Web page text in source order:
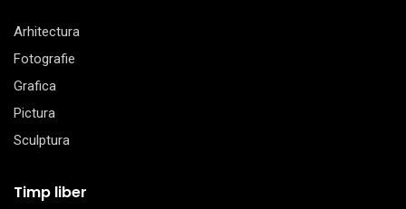
Arhitectura
Fotografie
Grafica
Pictura
Sculptura
Timp liber